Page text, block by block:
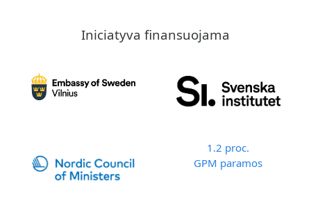
Iniciatyva finansuojama
1.2 proc.
GPM paramos